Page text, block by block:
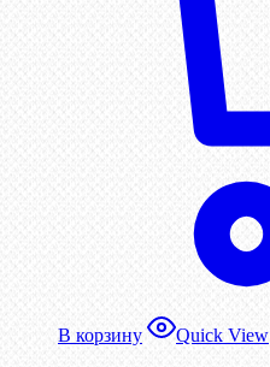
В корзину Quick View